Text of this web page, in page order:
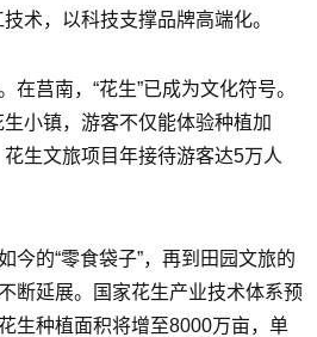
术，以科技支撑品牌高端化。
在莒南，“花生”已成为文化符号。
小镇，游客不仅能体验种植加
生文旅项目年接待游客达5万人
今的“零食袋子”，再到田园文旅的
断延展。国家花生产业技术体系预
生种植面积将增至8000万亩，单